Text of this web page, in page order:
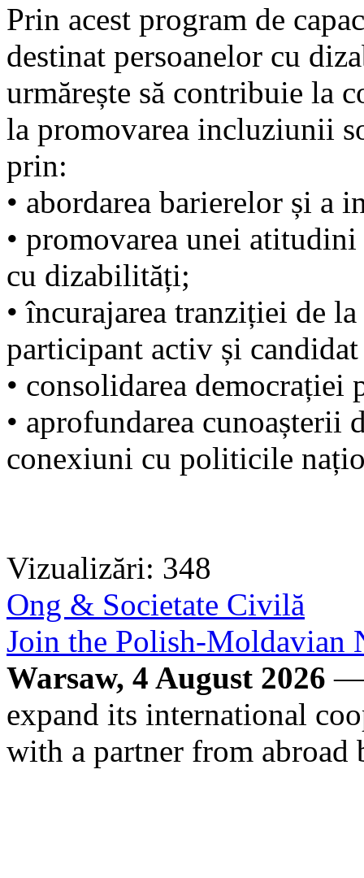
Prin acest program de
destinat persoanelor cu
urmărește să contribuie la
la promovarea incluziunii
prin:
• abordarea barierelor și a
• promovarea unei
cu dizabilități;
• încurajarea tranziției de
participant activ și
• consolidarea
• aprofundarea
conexiuni cu politicile
Vizualizări: 348
Ong & Societate Civilă
Join the Polish-Moldavian
Warsaw, 4 August 2026 —
expand its international
with a partner from abroad